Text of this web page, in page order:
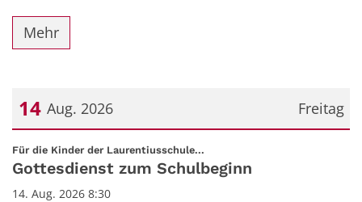
Mehr
Freitag
14 Aug. 2026
Datum: 14. August 2026
Für die Kinder der Laurentiusschule...
Gottesdienst zum Schulbeginn
14. Aug. 2026 8:30